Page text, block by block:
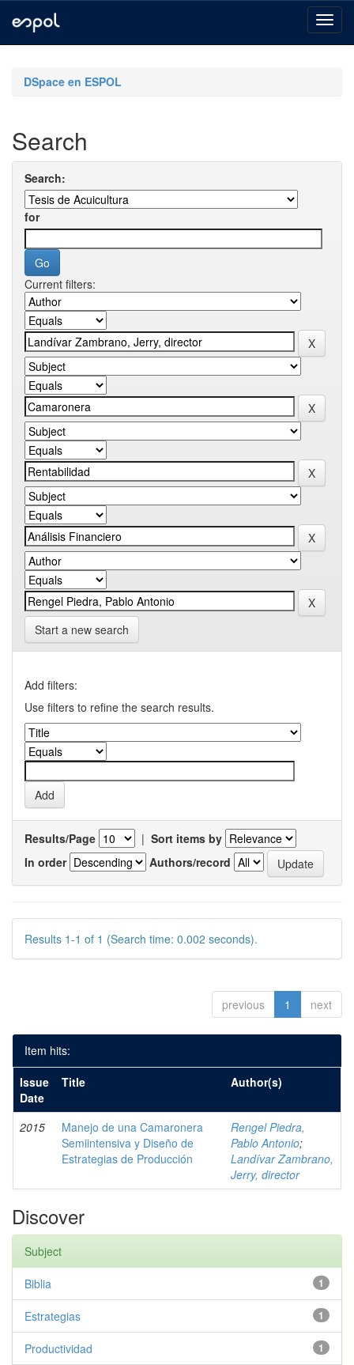
navigationDSpace en ESPOL
Search
Search:
for
Current filters:
Start a new search
Add filters:
Use filters to refine the search results.
Results/Page | Sort items by
In order
Authors/record
Results 1-1 of 1 (Search time: 0.002 seconds).
previous 1 next
Item hits:
Issue
Date
Title Author(s)
2015
Manejo de una Camaronera
Semiintensiva y Diseño de
Estrategias de Producción
Rengel Piedra,
Pablo Antonio;
Landívar Zambrano,
Jerry, director
Discover
Subject
1
Biblia
1
Estrategias
1
Productividad